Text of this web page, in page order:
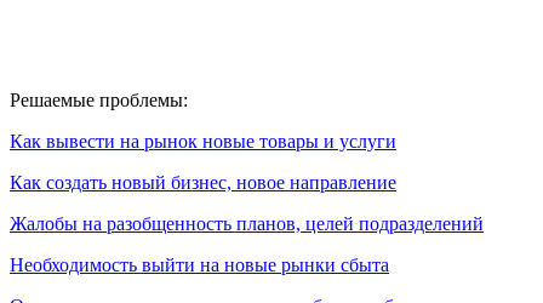
Решаемые проблемы:
Как вывести на рынок новые товары и услуги
Как создать новый бизнес, новое направление
Жалобы на разобщенность планов, целей подразделений
Необходимость выйти на новые рынки сбыта